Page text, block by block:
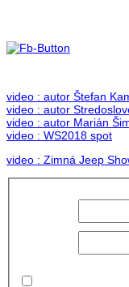
video : autor Štefan
video : autor
video : autor Marián
video : WS2018 spot
video : Zimná Jeep
Používateľské